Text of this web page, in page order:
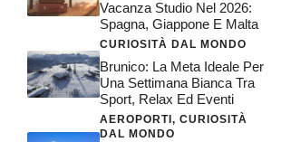
Vacanza Studio Nel 2026:
Spagna, Giappone E Malta
CURIOSITÀ DAL MONDO
Brunico: La Meta Ideale Per
Una Settimana Bianca Tra
Sport, Relax Ed Eventi
AEROPORTI, CURIOSITÀ
DAL MONDO